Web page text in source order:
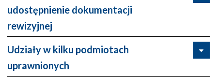
udostępnienie dokumentacji
rewizyjnej
Udziały w kilku podmiotach
uprawnionych